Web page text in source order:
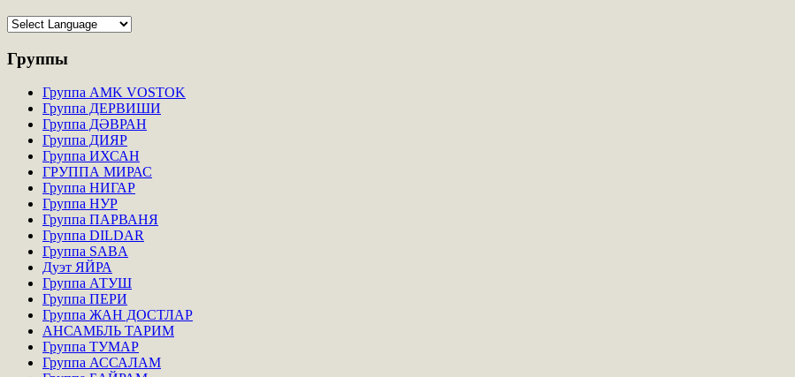
Группы
Группа AMK VOSTOK
Группа ДЕРВИШИ
Группа ДӘВРАН
Группа ДИЯР
Группа ИХСАН
ГРУППА МИРАС
Группа НИГАР
Группа НУР
Группа ПАРВАНЯ
Группа DILDAR
Группа SABA
Дуэт ЯЙРА
Группа АТУШ
Группа ПЕРИ
Группа ЖАН ДОСТЛАР
АНСАМБЛЬ ТАРИМ
Группа ТУМАР
Группа АССАЛАМ